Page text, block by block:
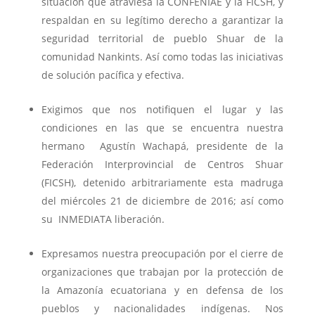
respaldan en su legítimo derecho a garantizar la
seguridad territorial de pueblo Shuar de la
comunidad Nankints. Así como todas las iniciativas
de solución pacífica y efectiva.
Exigimos que nos notifiquen el lugar y las
condiciones en las que se encuentra nuestra
hermano Agustín Wachapá, presidente de la
Federación Interprovincial de Centros Shuar
(FICSH), detenido arbitrariamente esta madruga
del miércoles 21 de diciembre de 2016; así como
su INMEDIATA liberación.
Expresamos nuestra preocupación por el cierre de
organizaciones que trabajan por la protección de
la Amazonía ecuatoriana y en defensa de los
pueblos y nacionalidades indígenas. Nos